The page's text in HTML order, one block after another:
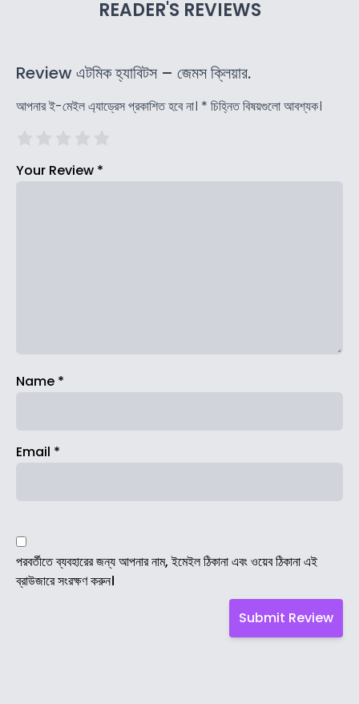
READER'S REVIEWS
Review এটমিক হ্যাবিটস – জেমস ক্লিয়ার.
আপনার ই-মেইল এ্যাড্রেস প্রকাশিত হবে না। * চিহ্নিত বিষয়গুলো আবশ্যক।
Your Review *
Name *
Email *
পরবর্তীতে ব্যবহারের জন্য আপনার নাম, ইমেইল ঠিকানা এবং ওয়েব ঠিকানা এই
ব্রাউজারে সংরক্ষণ করুন।